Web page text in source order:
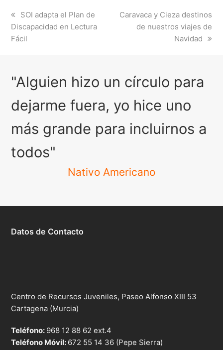
previous
post:
SOI adapta el Plan de
Discapacidad en Lectura
Fácil
next
Caravaca y Cieza destinos
de nuestros viajes de
Navidad
"Alguien hizo un círculo para
dejarme fuera, yo hice uno
más grande para incluirnos a
todos"
Nativo Americano
Datos de Contacto
Centro de Recursos Juveniles, Paseo Alfonso XIII 53
Cartagena (Murcia)
Teléfono: 968 12 88 62 ext.4
Teléfono Móvil: 672 55 14 36 (Pepe Sierra)